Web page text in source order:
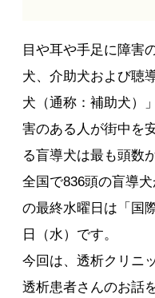
目や耳や手足に障害
犬、介助犬および聴
犬（通称：補助犬）
害のある人が街中を
る盲導犬は最も頭数
全国で836頭の盲導
の最終水曜日は「国
日（水）です。
今回は、透析クリニ
透析患者さんのお話